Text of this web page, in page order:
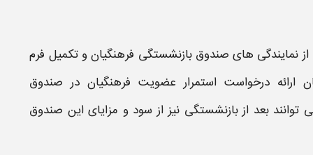
نمایندگی های صندوق بازنشستگی فرهنگیانو تکمیل فرم
ارائه درخواست استمرار عضویت فرهنگیان در صندوق
بعد ازبازنشستگی نیز از سود و مزایای این صندوق